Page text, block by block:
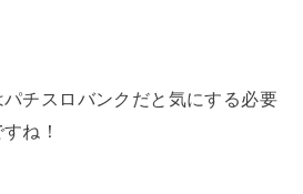
チスロバンクだと気にする必要
ね！